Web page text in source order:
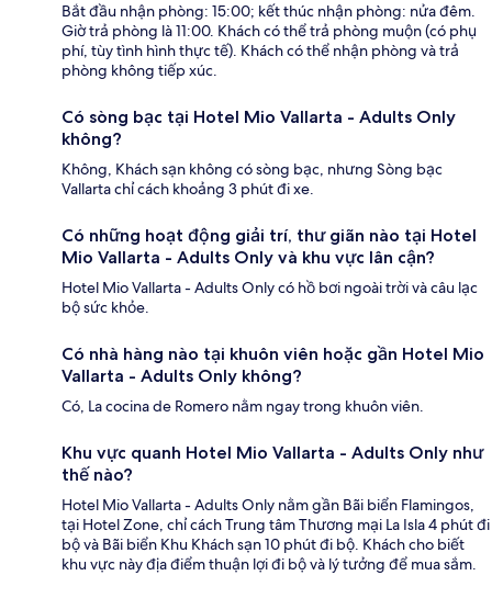
Bắt đầu nhận phòng: 15:00; kết thúc nhận phòng: nửa đêm.
Giờ trả phòng là 11:00. Khách có thể trả phòng muộn (có phụ
phí, tùy tình hình thực tế). Khách có thể nhận phòng và trả
phòng không tiếp xúc.
Có sòng bạc tại Hotel Mio Vallarta - Adults Only
không?
Không, Khách sạn không có sòng bạc, nhưng Sòng bạc
Vallarta chỉ cách khoảng 3 phút đi xe.
Có những hoạt động giải trí, thư giãn nào tại Hotel
Mio Vallarta - Adults Only và khu vực lân cận?
Hotel Mio Vallarta - Adults Only có hồ bơi ngoài trời và câu lạc
bộ sức khỏe.
Có nhà hàng nào tại khuôn viên hoặc gần Hotel Mio
Vallarta - Adults Only không?
Có, La cocina de Romero nằm ngay trong khuôn viên.
Khu vực quanh Hotel Mio Vallarta - Adults Only như
thế nào?
Hotel Mio Vallarta - Adults Only nằm gần Bãi biển Flamingos,
tại Hotel Zone, chỉ cách Trung tâm Thương mại La Isla 4 phút đi
bộ và Bãi biển Khu Khách sạn 10 phút đi bộ. Khách cho biết
khu vực này địa điểm thuận lợi đi bộ và lý tưởng để mua sắm.